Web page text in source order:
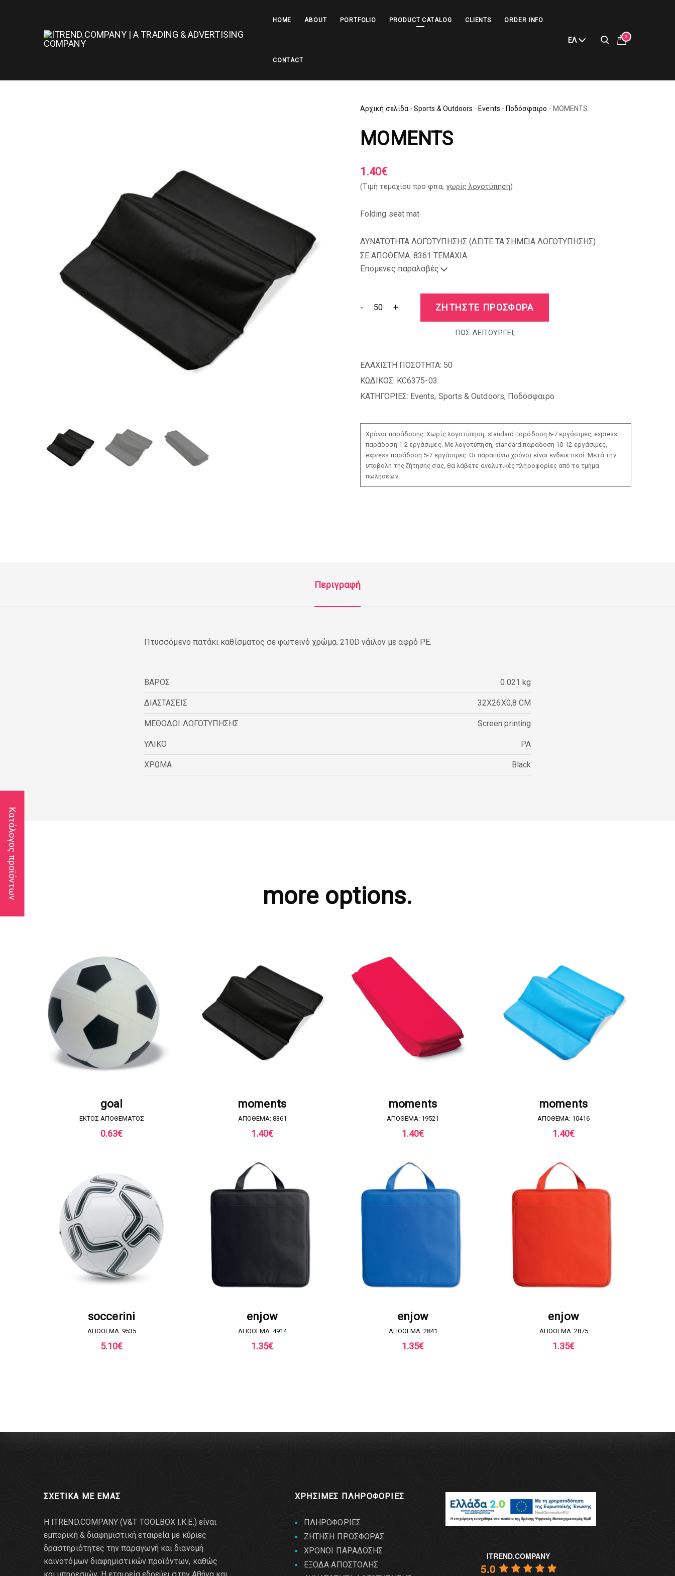
Κατάλογος προϊόντων
HOME ABOUT PORTFOLIO PRODUCT CATALOG CLIENTS ORDER INFO
CONTACT
ΕΛ 0
Αρχική σελίδα - Sports & Outdoors - Events - Ποδόσφαιρο - MOMENTS
MOMENTS
1.40€
(Tιμή τεμαχίου προ φπα, χωρίς λογοτύπηση)
Folding seat mat
ΔΥΝΑΤΟΤΗΤΑ ΛΟΓΟΤΥΠΗΣΗΣ (ΔΕΙΤΕ ΤΑ ΣΗΜΕΙΑ ΛΟΓΟΤΥΠΗΣΗΣ)
ΣΕ ΑΠΟΘΕΜΑ: 8361 TEMAXIA
Επόμενες παραλαβές
- + ΖΗΤΗΣΤΕ ΠΡΟΣΦΟΡΑ
ΠΩΣ ΛΕΙΤΟΥΡΓΕΙ;
ΕΛΑΧΙΣΤΗ ΠΟΣΟΤΗΤΑ: 50
ΚΩΔΙΚΟΣ: KC6375-03
ΚΑΤΗΓΟΡΙΕΣ: Events, Sports & Outdoors, Ποδόσφαιρο
Χρόνοι παράδοσης: Χωρίς λογοτύπηση, standard παράδοση 6-7 εργάσιμες, express
παράδοση 1-2 εργάσιμες. Με λογοτύπηση, standard παράδοση 10-12 εργάσιμες,
express παράδοση 5-7 εργάσιμες. Οι παραπάνω χρόνοι είναι ενδεικτικοί. Μετά την
υποβολή της ζήτησής σας, θα λάβετε αναλυτικές πληροφορίες από το τμήμα
πωλήσεων.
Περιγραφή
Πτυσσόμενο πατάκι καθίσματος σε φωτεινό χρώμα. 210D νάιλον με αφρό PE.
ΒΑΡΟΣ 0.021 kg
ΔΙΑΣΤΑΣΕΙΣ 32X26X0,8 CM
ΜΕΘΟΔΟΙ ΛΟΓΟΤΥΠΗΣΗΣ Screen printing
ΥΛΙΚΟ PA
ΧΡΩΜΑ Black
more options.
ΖΗΤΗΣΤΕ ΠΡΟΣΦΟΡΑ
goal
EKTOΣ ΑΠΟΘΕΜΑΤΟΣ
0.63€
ΖΗΤΗΣΤΕ ΠΡΟΣΦΟΡΑ
moments
ΑΠΟΘΕΜΑ: 8361
1.40€
ΖΗΤΗΣΤΕ ΠΡΟΣΦΟΡΑ
moments
ΑΠΟΘΕΜΑ: 19521
1.40€
ΖΗΤΗΣΤΕ ΠΡΟΣΦΟΡΑ
moments
ΑΠΟΘΕΜΑ: 10416
1.40€
ΖΗΤΗΣΤΕ ΠΡΟΣΦΟΡΑ
soccerini
ΑΠΟΘΕΜΑ: 9535
5.10€
ΖΗΤΗΣΤΕ ΠΡΟΣΦΟΡΑ
enjow
ΑΠΟΘΕΜΑ: 4914
1.35€
ΖΗΤΗΣΤΕ ΠΡΟΣΦΟΡΑ
enjow
ΑΠΟΘΕΜΑ: 2841
1.35€
ΖΗΤΗΣΤΕ ΠΡΟΣΦΟΡΑ
enjow
ΑΠΟΘΕΜΑ: 2875
1.35€
ΣΧΕΤΙΚΑ ΜΕ ΕΜΑΣ
Η ITREND.COMPANY (V&T TOOLBOX Ι.Κ.Ε.) είναι
εμπορική & διαφημιστική εταιρεία με κύριες
δραστηριότητες την παραγωγή και διανομή
καινοτόμων διαφημιστικών προϊόντων, καθώς
ΧΡΗΣΙΜΕΣ ΠΛΗΡΟΦΟΡΙΕΣ
ΠΛΗΡΟΦΟΡΙΕΣ
ΖΗΤΗΣΗ ΠΡΟΣΦΟΡΑΣ
ΧΡΟΝΟΙ ΠΑΡΑΔΟΣΗΣ
ΕΞΟΔΑ ΑΠΟΣΤΟΛΗΣ
ITREND.COMPANY
5.0